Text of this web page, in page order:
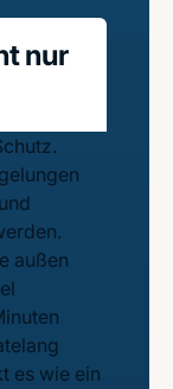
nur
außen
es wie ein